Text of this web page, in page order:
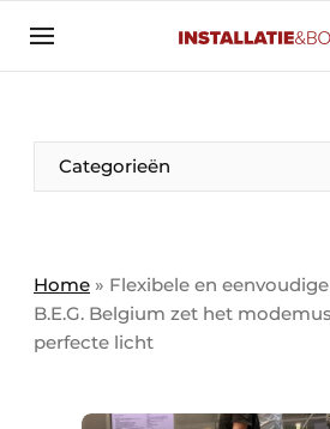
Aanmelden
Banner overzicht
BedrijvenAanmelden
Bedankt
Contact
Evenement aanmelden
Categorieën
Algemeen
Home » Flexibele en
B.E.G. Belgium zet het
perfecte licht